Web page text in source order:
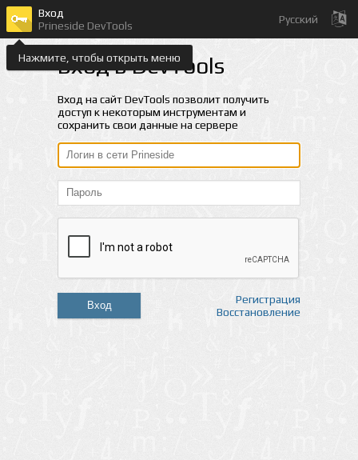
Нажмите, чтобы открыть меню
Вход
Prineside DevTools
Русский
Вход в DevTools
Вход на сайт DevTools позволит получить
доступ к некоторым инструментам и
сохранить свои данные на сервере
Вход
Регистрация
Восстановление